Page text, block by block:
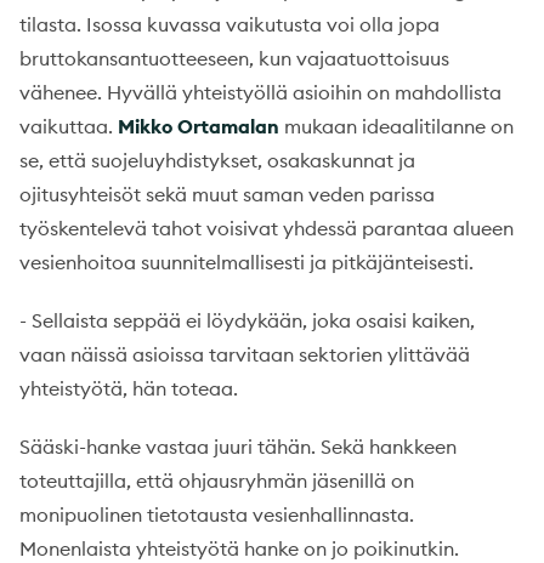
tilasta. Isossa kuvassa vaikutusta voi olla jopa
bruttokansantuotteeseen, kun vajaatuottoisuus
vähenee. Hyvällä yhteistyöllä asioihin on mahdollista
vaikuttaa. Mikko Ortamalan mukaan ideaalitilanne on
se, että suojeluyhdistykset, osakaskunnat ja
ojitusyhteisöt sekä muut saman veden parissa
työskentelevä tahot voisivat yhdessä parantaa alueen
vesienhoitoa suunnitelmallisesti ja pitkäjänteisesti.
- Sellaista seppää ei löydykään, joka osaisi kaiken,
vaan näissä asioissa tarvitaan sektorien ylittävää
yhteistyötä, hän toteaa.
Sääski-hanke vastaa juuri tähän. Sekä hankkeen
toteuttajilla, että ohjausryhmän jäsenillä on
monipuolinen tietotausta vesienhallinnasta.
Monenlaista yhteistyötä hanke on jo poikinutkin.